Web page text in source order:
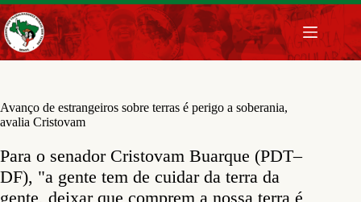
Pular
para
o
conteúdo
Avanço de estrangeiros sobre terras é perigo a soberania,
avalia Cristovam
Para o senador Cristovam Buarque (PDT–
DF), "a gente tem de cuidar da terra da
gente, deixar que comprem a nossa terra é